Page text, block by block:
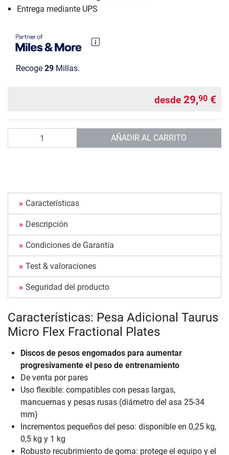
Entrega mediante UPS
Recoge 29 Millas.
desde 29,90 €
AÑADIR AL CARRITO
Características
Descripción
Condiciones de Garantía
Test & valoraciones
Seguridad del producto
Características: Pesa Adicional Taurus
Micro Flex Fractional Plates
Discos de pesos engomados para aumentar
progresivamente el peso de entrenamiento
De venta por pares
Uso flexible: compatibles con pesas largas,
mancuernas y pesas rusas (diámetro del asa 25-34
mm)
Incrementos pequeños del peso: disponible en 0,25 kg,
0,5 kg y 1 kg
Robusto recubrimiento de goma: protege el equipo y el